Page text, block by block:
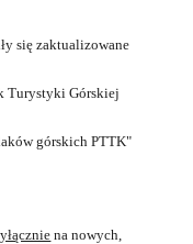
się zaktualizowane
Turystyki Górskiej
górskich PTTK"
na nowych,